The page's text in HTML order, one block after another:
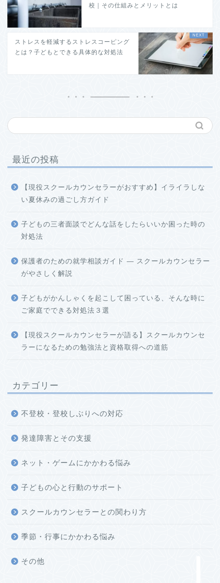
校｜その仕組みとメリットとは
ストレスを軽減するストレスコーピング
とは？子どもとできる具体的な対処法
最近の投稿
【現役スクールカウンセラーがおすすめ】イライラしな
い夏休みの過ごし方ガイド
子どもの三者面談でどんな話をしたらいいか困った時の
対処法
保護者のための就学相談ガイド ― スクールカウンセラー
がやさしく解説
子どもがかんしゃくを起こして困っている、そんな時に
ご家庭でできる対処法３選
【現役スクールカウンセラーが語る】スクールカウンセ
ラーになるための勉強法と資格取得への道筋
カテゴリー
不登校・登校しぶりへの対応
発達障害とその支援
ネット・ゲームにかかわる悩み
子どもの心と行動のサポート
スクールカウンセラーとの関わり方
季節・行事にかかわる悩み
その他